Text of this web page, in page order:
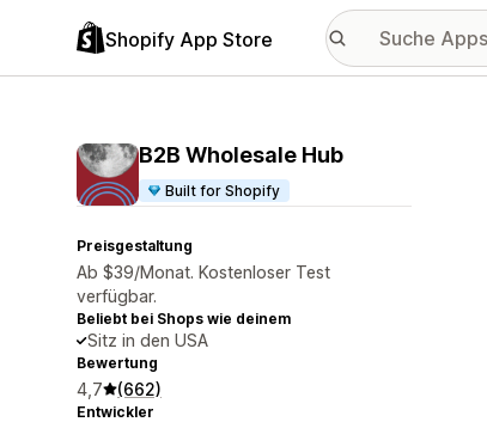
Shopify App Store
B2B Wholesale Hub
Built for Shopify
Preisgestaltung
Ab $39/Monat. Kostenloser Test
verfügbar.
Beliebt bei Shops wie deinem
Sitz in den USA
Bewertung
4,7 (662)
Entwickler